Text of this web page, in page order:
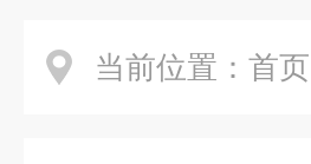
当前位置： 首页